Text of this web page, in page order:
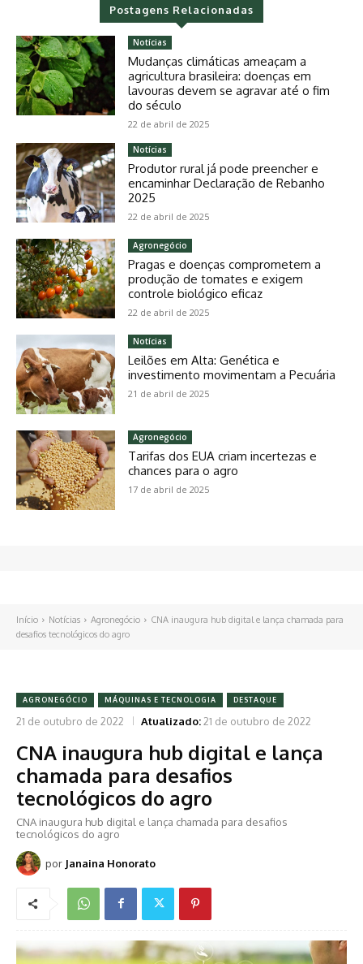
Postagens Relacionadas
Notícias
Mudanças climáticas ameaçam a
agricultura brasileira: doenças em
lavouras devem se agravar até o fim
do século
22 de abril de 2025
Notícias
Produtor rural já pode preencher e
encaminhar Declaração de Rebanho
2025
22 de abril de 2025
Agronegócio
Pragas e doenças comprometem a
produção de tomates e exigem
controle biológico eficaz
22 de abril de 2025
Notícias
Leilões em Alta: Genética e
investimento movimentam a Pecuária
21 de abril de 2025
Agronegócio
Tarifas dos EUA criam incertezas e
chances para o agro
17 de abril de 2025